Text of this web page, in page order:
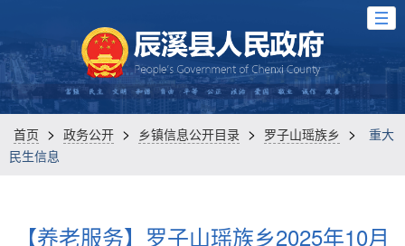
首页 > 政务公开 > 乡镇信息公开目录 > 罗子山瑶族乡 >
重大
民生信息
【养老服务】罗子山瑶族乡2025年10月